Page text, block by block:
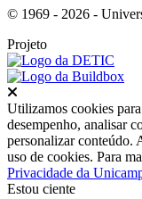
© 1969 - 2026 -
Projeto
Utilizamos cookies
desempenho, analisar
personalizar conteúdo.
uso de cookies. Para
Privacidade da
Estou ciente